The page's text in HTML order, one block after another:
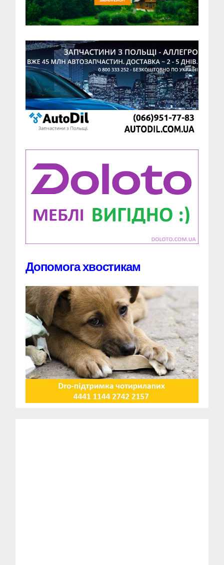
Допомога хвостикам